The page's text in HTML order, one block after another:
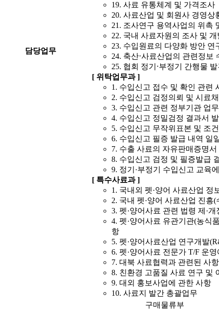
담당업무
19. 사료 유통체계 및 가격조사
20. 사료산업 및 회원사 경영상
21. 조사연구 용역사업의 위촉
22. 국내 사료자원의 조사 및
23. 수입원료의 다양화 방안 연
24. 축산⋅사료산업의 관련정보
25. 협회 정기⋅부정기 간행물
[ 위탁업무과 ]
1. 수입신고 접수 및 확인 관련
2. 수입신고 검정의뢰 및 시료
3. 수입신고 관련 정부기관 업
4. 수입신고 정밀검정 결과서
5. 수입신고 무작위표본 및 조
6. 수입신고 필증 발급 내역 일
7. 수출 사료의 자유판매증명
8. 수입신고 검정 및 필증발급
9. 정기·부정기 수입신고 교육
[ 특수사료과 ]
1. 국내외 펫·양어 사료산업 정
2. 국내 펫·양어 사료산업 진흥
3. 펫·양어사료 관련 법령 제·
4. 펫·양어사료 유관기관(농식
항
5. 펫·양어사료산업 연구개발
6. 펫·양어사료 전문가 T/F 운
7. 대북 사료협력과 관련된 사항
8. 친환경 고품질 사료 연구 및
9. 대외 홍보사업에 관한 사항
10. 사료지 발간 총괄업무
구매물류부